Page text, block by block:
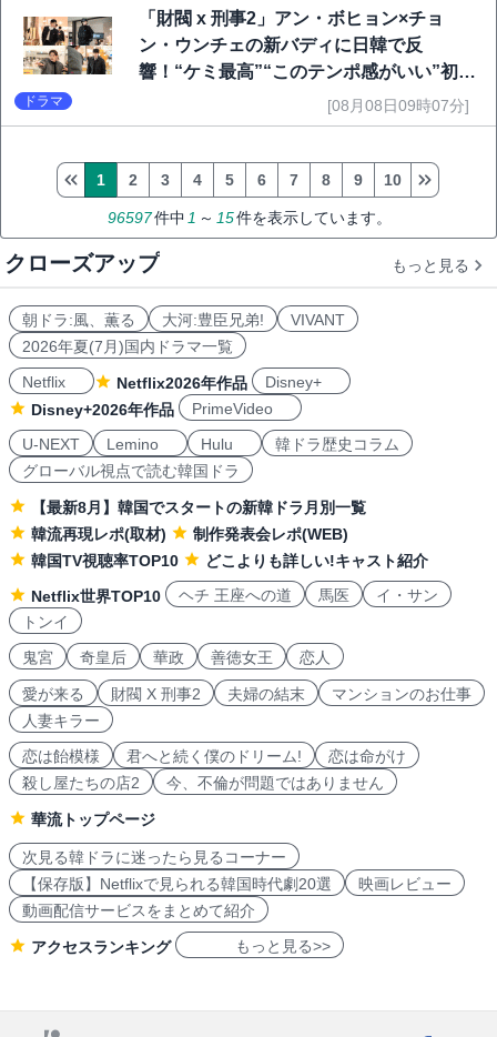
「財閥 x 刑事2」アン・ボヒョン×チョ
ン・ウンチェの新バディに日韓で反
響！“ケミ最高”“このテンポ感がいい”初回
ドラマ [08月08日09時07分]
96597件中 1 ～ 15件を表示しています。
1 2 3 4 5 6 7 8 9 10
クローズアップ もっと見る
朝ドラ:風、薫る 大河:豊臣兄弟!
VIVANT
2026年夏(7月)国内ドラマ一覧
Netflix
Netflix2026年作品
Disney+
Disney+2026年作品
PrimeVideo
U-NEXT
Lemino Hulu
韓ドラ歴史コラム
グローバル視点で読む韓国ドラ
【最新8月】韓国でスタートの新韓ドラ月別一覧
韓流再現レポ(取材)
制作発表会レポ(WEB)
韓国TV視聴率TOP10
どこよりも詳しい!キャスト紹介
Netflix世界TOP10
ヘチ 王座への道 馬医
イ・サン
トンイ
鬼宮
奇皇后 華政 善徳女王 恋人
愛が来る 財閥 X 刑事2 夫婦の結末
マンションのお仕事
人妻キラー
恋は飴模様
君へと続く僕のドリーム!
恋は命がけ
殺し屋たちの店2
今、不倫が問題ではありません
華流トップページ
次見る韓ドラに迷ったら見るコーナー
【保存版】Netflixで見られる韓国時代劇20選
映画レビュー
動画配信サービスをまとめて紹介
アクセスランキング もっと見る>>